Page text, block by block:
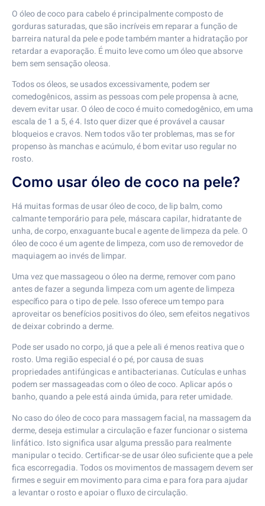
O óleo de coco para cabelo é principalmente composto de
gorduras saturadas, que são incríveis em reparar a função de
barreira natural da pele e pode também manter a hidratação por
retardar a evaporação. É muito leve como um óleo que absorve
bem sem sensação oleosa.
Todos os óleos, se usados excessivamente, podem ser
comedogênicos, assim as pessoas com pele propensa à acne,
devem evitar usar. O óleo de coco é muito comedogênico, em uma
escala de 1 a 5, é 4. Isto quer dizer que é provável a causar
bloqueios e cravos. Nem todos vão ter problemas, mas se for
propenso às manchas e acúmulo, é bom evitar uso regular no
rosto.
Como usar óleo de coco na pele?
Há muitas formas de usar óleo de coco, de lip balm, como
calmante temporário para pele, máscara capilar, hidratante de
unha, de corpo, enxaguante bucal e agente de limpeza da pele. O
óleo de coco é um agente de limpeza, com uso de removedor de
maquiagem ao invés de limpar.
Uma vez que massageou o óleo na derme, remover com pano
antes de fazer a segunda limpeza com um agente de limpeza
específico para o tipo de pele. Isso oferece um tempo para
aproveitar os benefícios positivos do óleo, sem efeitos negativos
de deixar cobrindo a derme.
Pode ser usado no corpo, já que a pele ali é menos reativa que o
rosto. Uma região especial é o pé, por causa de suas
propriedades antifúngicas e antibacterianas. Cutículas e unhas
podem ser massageadas com o óleo de coco. Aplicar após o
banho, quando a pele está ainda úmida, para reter umidade.
No caso do óleo de coco para massagem facial, na massagem da
derme, deseja estimular a circulação e fazer funcionar o sistema
linfático. Isto significa usar alguma pressão para realmente
manipular o tecido. Certificar-se de usar óleo suficiente que a pele
fica escorregadia. Todos os movimentos de massagem devem ser
firmes e seguir em movimento para cima e para fora para ajudar
a levantar o rosto e apoiar o fluxo de circulação.